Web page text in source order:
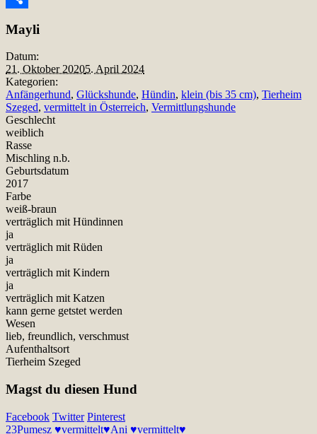
Mayli
Datum:
21. Oktober 20205. April 2024
Kategorien:
Anfängerhund, Glückshunde, Hündin, klein (bis 35 cm), Tierheim
Szeged, vermittelt in Österreich, Vermittlungshunde
Geschlecht
weiblich
Rasse
Mischling n.b.
Geburtsdatum
2017
Farbe
weiß-braun
verträglich mit Hündinnen
ja
verträglich mit Rüden
ja
verträglich mit Kindern
ja
verträglich mit Katzen
kann gerne getstet werden
Wesen
lieb, freundlich, verschmust
Aufenthaltsort
Tierheim Szeged
Magst du diesen Hund
Facebook Twitter Pinterest
23Pumesz ♥vermittelt♥Ani ♥vermittelt♥